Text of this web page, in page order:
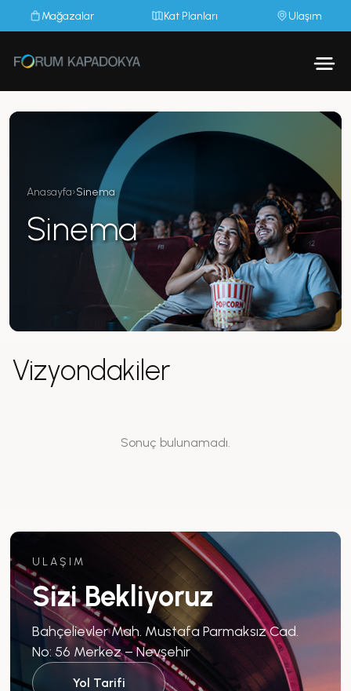
Mağazalar Kat Planları Ulaşım
Anasayfa›Sinema
Sinema
Vizyondakiler
Sonuç bulunamadı.
ULAŞIM
Sizi Bekliyoruz
Bahçelievler Mah. Mustafa Parmaksız Cad.
No: 56 Merkez – Nevşehir
Yol Tarifi